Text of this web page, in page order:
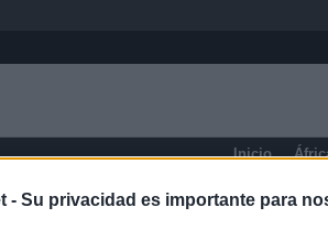
- Su privacidad es importante para
Inicio